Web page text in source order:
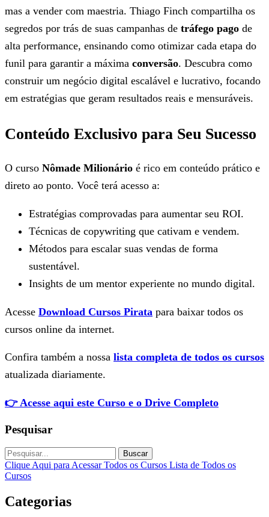
mas a vender com maestria. Thiago Finch compartilha os
segredos por trás de suas campanhas de tráfego pago de
alta performance, ensinando como otimizar cada etapa do
funil para garantir a máxima conversão. Descubra como
construir um negócio digital escalável e lucrativo, focando
em estratégias que geram resultados reais e mensuráveis.
Conteúdo Exclusivo para Seu Sucesso
O curso Nômade Milionário é rico em conteúdo prático e
direto ao ponto. Você terá acesso a:
Estratégias comprovadas para aumentar seu ROI.
Técnicas de copywriting que cativam e vendem.
Métodos para escalar suas vendas de forma
sustentável.
Insights de um mentor experiente no mundo digital.
Acesse Download Cursos Pirata para baixar todos os
cursos online da internet.
Confira também a nossa lista completa de todos os cursos
atualizada diariamente.
👉 Acesse aqui este Curso e o Drive Completo
Pesquisar
Buscar
Clique Aqui para Acessar Todos os Cursos Lista de Todos os
Cursos
Categorias